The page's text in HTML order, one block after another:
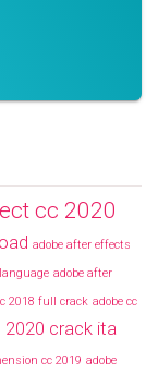
cc 2020
adobe after effects
adobe after
2018 full crack adobe cc
2020 crack ita
cc 2019 adobe